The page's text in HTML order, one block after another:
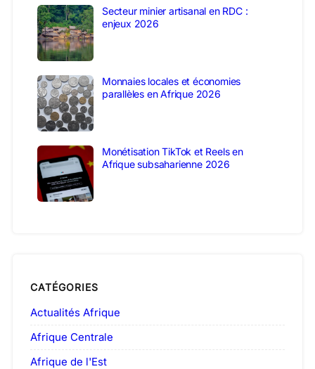
Secteur minier artisanal en RDC :
enjeux 2026
Monnaies locales et économies
parallèles en Afrique 2026
Monétisation TikTok et Reels en
Afrique subsaharienne 2026
CATÉGORIES
Actualités Afrique
Afrique Centrale
Afrique de l'Est